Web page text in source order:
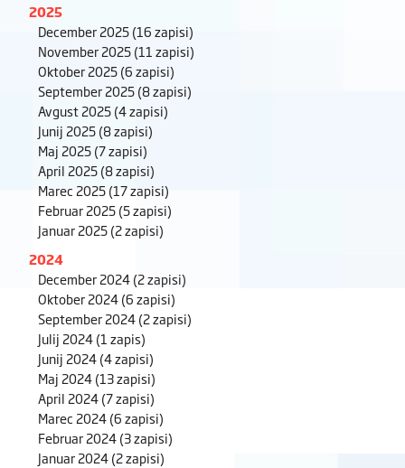
2025
December 2025(16 zapisi)
November 2025(11 zapisi)
Oktober 2025(6 zapisi)
September 2025(8 zapisi)
Avgust 2025(4 zapisi)
Junij 2025(8 zapisi)
Maj 2025(7 zapisi)
April 2025(8 zapisi)
Marec 2025(17 zapisi)
Februar 2025(5 zapisi)
Januar 2025(2 zapisi)
2024
December 2024(2 zapisi)
Oktober 2024(6 zapisi)
September 2024(2 zapisi)
Julij 2024(1 zapis)
Junij 2024(4 zapisi)
Maj 2024(13 zapisi)
April 2024(7 zapisi)
Marec 2024(6 zapisi)
Februar 2024(3 zapisi)
Januar 2024(2 zapisi)